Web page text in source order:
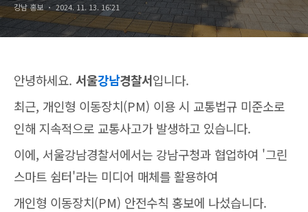
강남 홍보 2024. 11. 13. 16:21
안녕하세요. 서울강남경찰서입니다.
최근, 개인형 이동장치(PM) 이용 시 교통법규 미준소로
인해 지속적으로 교통사고가 발생하고 있습니다.
이에, 서울강남경찰서에서는 강남구청과 협업하여 '그린
스마트 쉼터'라는 미디어 매체를 활용하여
개인형 이동장치(PM) 안전수칙 홍보에 나섰습니다.